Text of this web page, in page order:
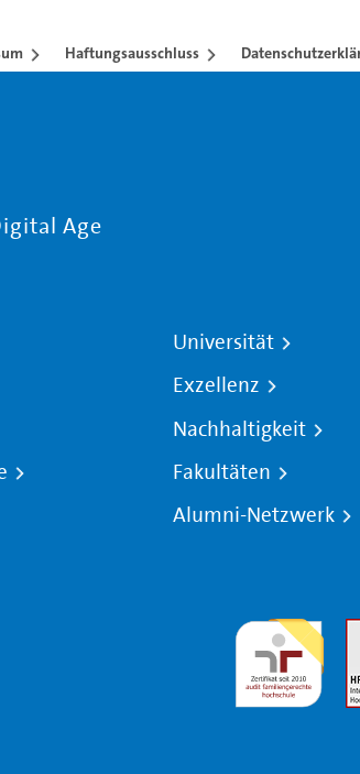
Haftungsausschluss
Age
Universität
Exzellenz
Nachhaltigkeit
Fakultäten
Alumni-Netzwerk